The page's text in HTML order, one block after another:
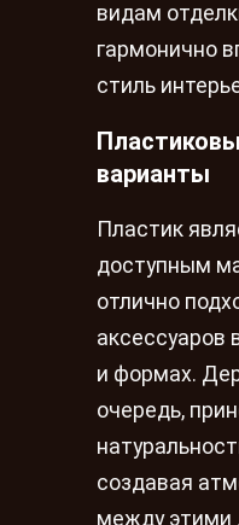
видам
гармонично
стиль
варианты
Пластик
доступным
отлично
аксессуаров
и формах.
очередь,
создавая
между этими